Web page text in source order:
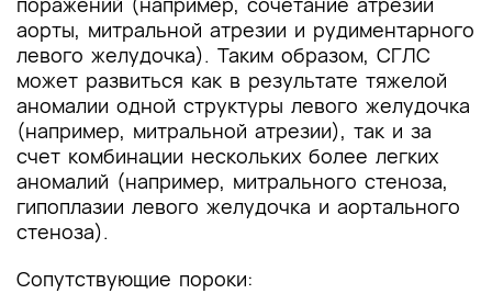
аорты, митральной атрезии и рудиментарного
левого желудочка). Таким образом, СГЛС
может развиться как в результате тяжелой
аномалии одной структуры левого желудочка
(например, митральной атрезии), так и за
счет комбинации нескольких более легких
аномалий (например, митрального стеноза,
гипоплазии левого желудочка и аортального
стеноза).
Сопутствующие пороки: